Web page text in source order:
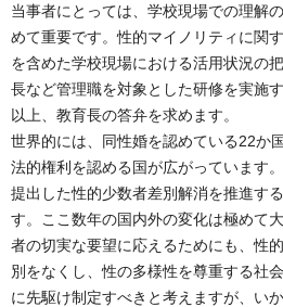
当事者にとっては、学校現場での理解
めて重要です。性的マイノリティに関
を含めた学校現場における活用状況の
長など管理職を対象とした研修を実施す
以上、教育長の答弁を求めます。
世界的には、同性婚を認めている22か
法的権利を認める国が広がっています
提出した性的少数者差別解消を推進す
す。ここ数年の国内外の変化は極めて
者の切実な要望に応えるためにも、性
別をなくし、性の多様性を尊重する社
に先駆け制定すべきと考えますが、い